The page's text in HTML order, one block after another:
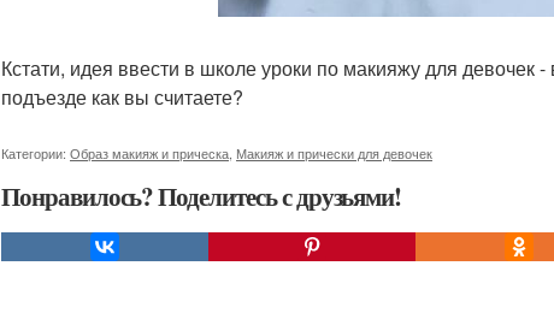
Кстати, идея ввести в школе уроки по макияжу для девочек
подъезде как вы считаете?
Категории: Образ макияж и прическа Макияж и прически для девочек
Понравилось? Поделитесь с друзьями!